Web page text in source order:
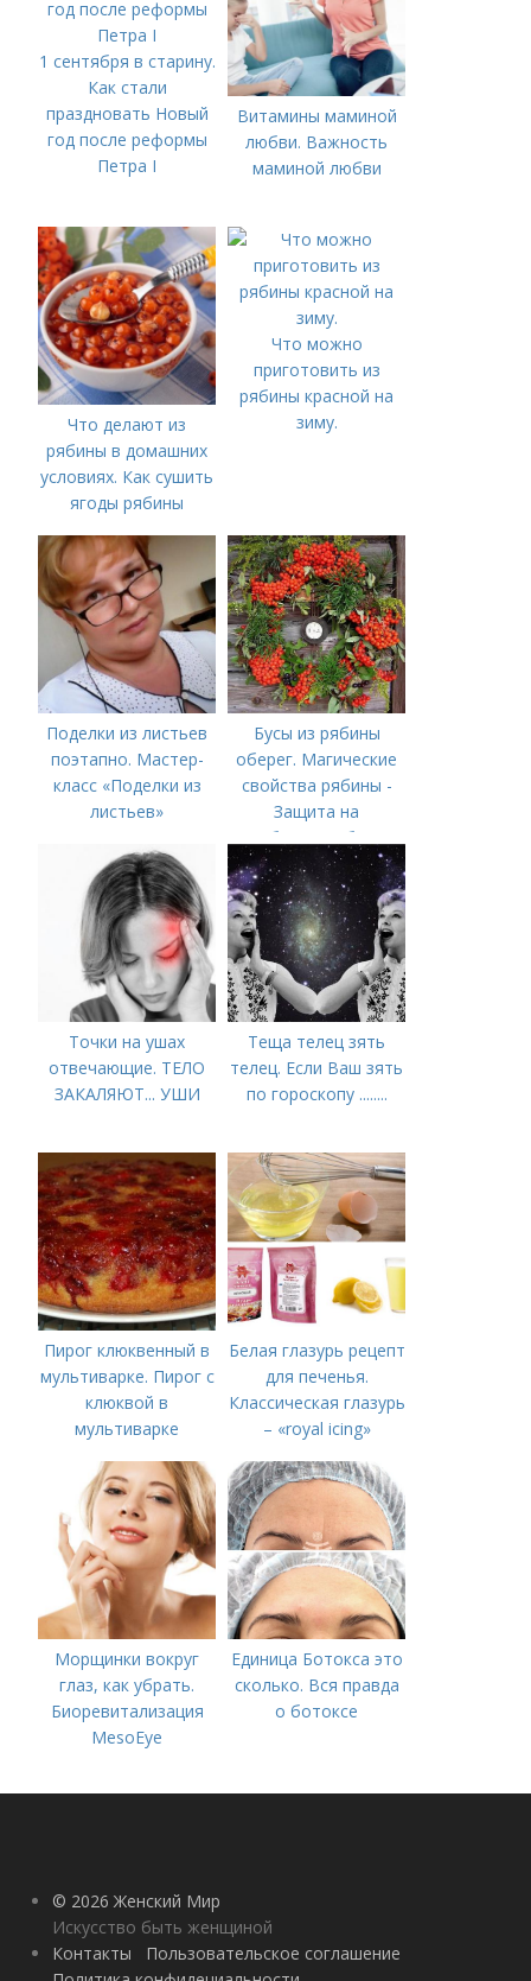
1 сентября в старину.
Как стали
праздновать Новый
год после реформы
Петра I
Витамины маминой
любви. Важность
маминой любви
Что делают из
рябины в домашних
условиях. Как сушить
ягоды рябины
Что можно
приготовить из
рябины красной на
зиму.
Поделки из листьев
поэтапно. Мастер-
класс «Поделки из
листьев»
Бусы из рябины
оберег. Магические
свойства рябины -
Защита на
рябиновые бусы
Точки на ушах
отвечающие. ТЕЛО
ЗАКАЛЯЮТ... УШИ
Теща телец зять
телец. Если Ваш зять
по гороскопу ........
Пирог клюквенный в
мультиварке. Пирог с
клюквой в
мультиварке
Белая глазурь рецепт
для печенья.
Классическая глазурь
– «royal icing»
Морщинки вокруг
глаз, как убрать.
Биоревитализация
MesoEye
Единица Ботокса это
сколько. Вся правда
о ботоксе
© 2026 Женский Мир
Искусство быть женщиной
Контакты
Пользовательское соглашение